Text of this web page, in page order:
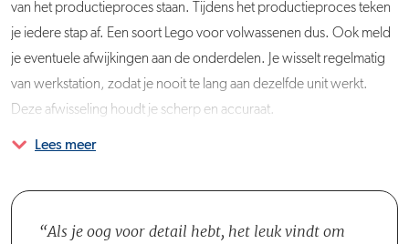
van het productieproces staan. Tijdens het productieproces teken
je iedere stap af. Een soort Lego voor volwassenen dus. Ook meld
je eventuele afwijkingen aan de onderdelen. Je wisselt regelmatig
van werkstation, zodat je nooit te lang aan dezelfde unit werkt.
Deze afwisseling houdt je scherp en accuraat.
Je komt te werken op de afdeling Assemblage, die weer onderdeel
afdelingen; de afdeling Q
afdeling Assemblage. Het team bestaat uit een Teamleider, een
Lees meer
Als je oog voor detail hebt, het leuk vindt om